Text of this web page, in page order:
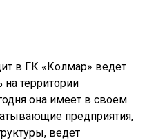
в ГК «Колмар» ведет
территории
она имеет в своем
предприятия,
ведет